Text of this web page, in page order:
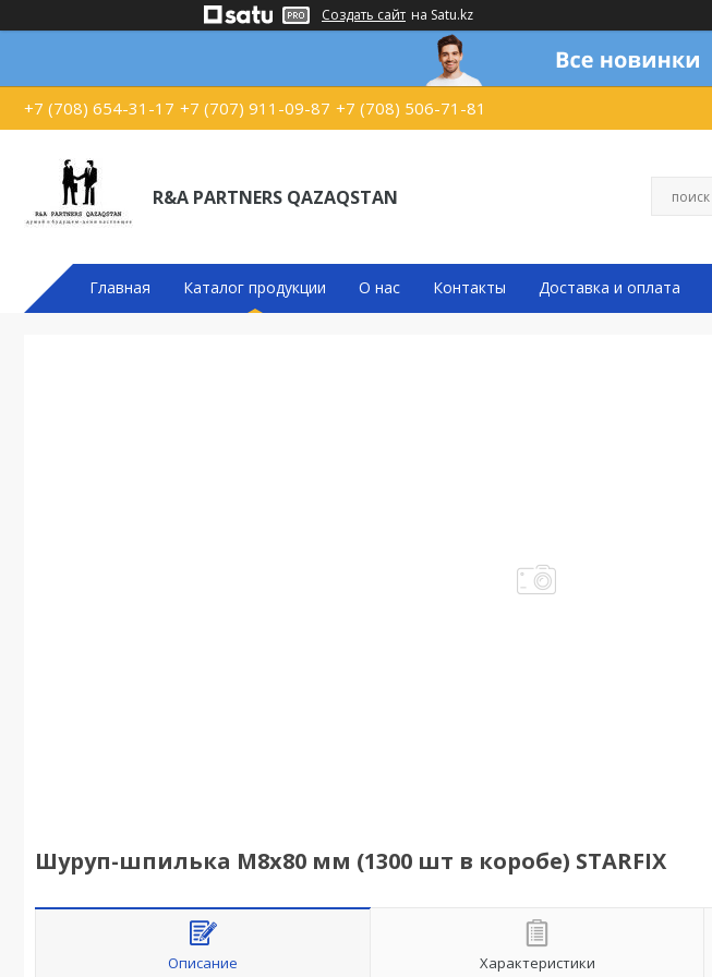
Создать сайт на Satu.kz
+7 (708) 654-31-17 +7 (707) 911-09-87 +7 (708) 506-71-81
R&A PARTNERS QAZAQSTAN
Главная Каталог продукции О нас Контакты Доставка и оплата
Шуруп-шпилька М8х80 мм (1300 шт в коробе) STARFIX
Описание Характеристики